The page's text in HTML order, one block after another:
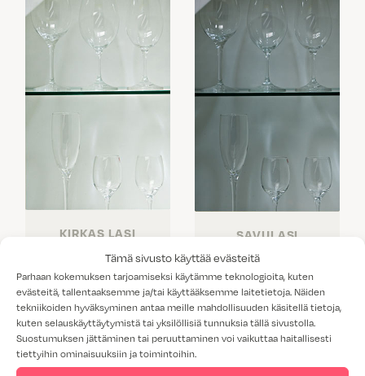
Tämä sivusto käyttää evästeitä
Parhaan kokemuksen tarjoamiseksi käytämme teknologioita, kuten
evästeitä, tallentaaksemme ja/tai käyttääksemme laitetietoja. Näiden
tekniikoiden hyväksyminen antaa meille mahdollisuuden käsitellä tietoja,
kuten selauskäyttäytymistä tai yksilöllisiä tunnuksia tällä sivustolla.
Suostumuksen jättäminen tai peruuttaminen voi vaikuttaa haitallisesti
tiettyihin ominaisuuksiin ja toimintoihin.
KIRKAS LASI SAVULASI